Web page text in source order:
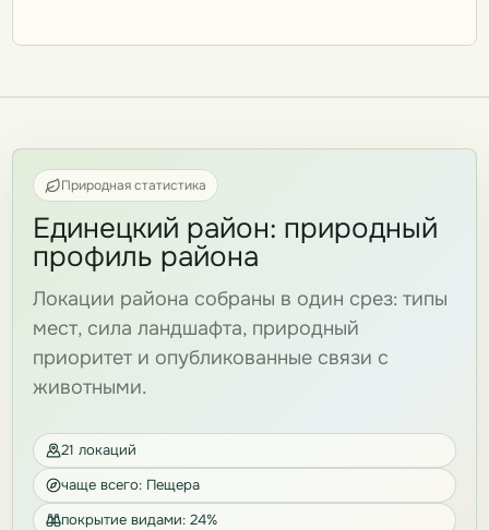
Природная статистика
Единецкий район: природный
профиль района
Локации района собраны в один срез: типы
мест, сила ландшафта, природный
приоритет и опубликованные связи с
животными.
21 локаций
чаще всего: Пещера
покрытие видами: 24%